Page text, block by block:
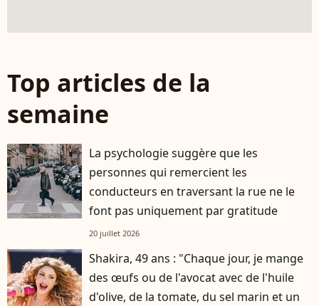
Top articles de la
semaine
La psychologie suggère que les
personnes qui remercient les
conducteurs en traversant la rue ne le
font pas uniquement par gratitude
20 juillet 2026
Shakira, 49 ans : "Chaque jour, je mange
des œufs ou de l'avocat avec de l'huile
d'olive, de la tomate, du sel marin et un